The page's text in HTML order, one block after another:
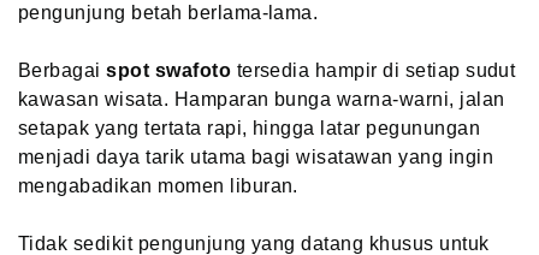
pengunjung betah berlama-lama.
Berbagaispot swafoto tersedia hampir di setiap sudut
kawasan wisata. Hamparan bunga warna-warni, jalan
setapak yang tertata rapi, hingga latar pegunungan
menjadi daya tarik utama bagi wisatawan yang ingin
mengabadikan momen liburan.
Tidak sedikit pengunjung yang datang khusus untuk